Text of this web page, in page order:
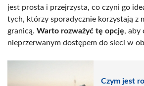
jest prosta i przejrzysta, co czyni go
tych, którzy sporadycznie korzystają z
granicą. Warto rozważyć tę opcję, aby
nieprzerwanym dostępem do sieci w
Czym jest